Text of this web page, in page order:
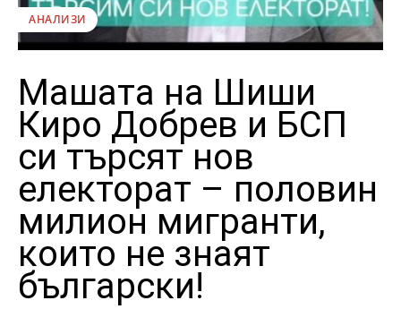
АНАЛИЗИ
Машата на Шиши
Киро Добрев и БСП
си търсят нов
електорат – половин
милион мигранти,
които не знаят
български!